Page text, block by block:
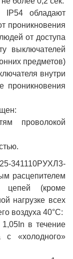
IP54 обладают
проникновения
от доступа
выключателей
предметов)
внутри
проникновения
проволокой
341110РУХЛ3-
расцепителем
цепей (кроме
нагрузке всех
воздуха 40°С:
в течение
«холодного»